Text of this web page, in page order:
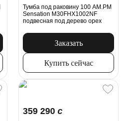
Тумба под раковину 100 AM.PM
Sensation M30FHX1002NF
подвесная под дерево орех
Заказать
Купить сейчас
359 290 c